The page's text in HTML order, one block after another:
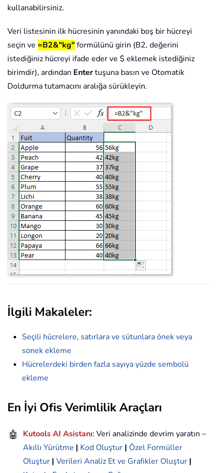
kullanabilirsiniz.
Veri listesinin ilk hücresinin yanındaki boş bir hücreyi
seçin ve =B2&"kg"formülünü girin (B2, değerini
istediğiniz hücreyi ifade eder ve $ eklemek istediğiniz
birimdir), ardından Entertuşuna basın ve Otomatik
Doldurma tutamacını aralığa sürükleyin.
İlgili Makaleler:
Seçili hücrelere, satırlara ve sütunlara önek veya
sonek ekleme
Hücrelerdeki birden fazla sayıya yüzde sembolü
ekleme
En İyi Ofis Verimlilik Araçları
🤖 Kutools AI Asistanı: Veri analizinde devrim yaratın –
Akıllı Yürütme | Kod Oluştur | Özel Formüller
Oluştur | Verileri Analiz Et ve Grafikler Oluştur |